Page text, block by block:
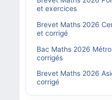
et exercices
Brevet Maths 2026
et corrigé
Bac Maths 2026
corrigés
Brevet Maths 2026
corrigé